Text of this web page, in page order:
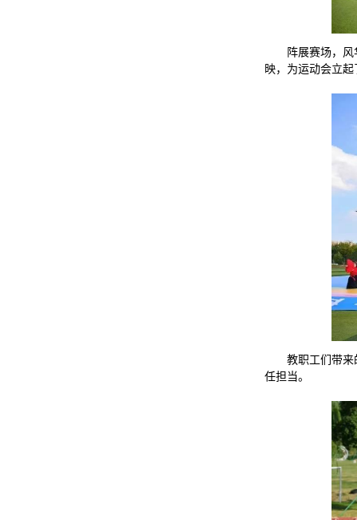
阵展赛场，
映，为运动会立
教职工们带
任担当。